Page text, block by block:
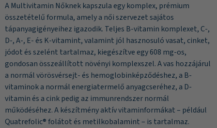
A Multivitamin Nőknek kapszula egy komplex, prémium
összetételű formula, amely a női szervezet sajátos
tápanyagigényeihez igazodik. Teljes B-vitamin komplexet, C-,
D-, A-, E- és K-vitamint, valamint jól hasznosuló vasat, cinket,
jódot és szelént tartalmaz, kiegészítve egy 608 mg-os,
gondosan összeállított növényi komplexszel. A vas hozzájárul
a normál vörösvérsejt- és hemoglobinképződéshez, a B-
vitaminok a normál energiatermelő anyagcseréhez, a D-
vitamin és a cink pedig az immunrendszer normál
működéséhez. A készítmény aktív vitaminformákat – például
Quatrefolic® folátot és metilkobalamint – is tartalmaz.